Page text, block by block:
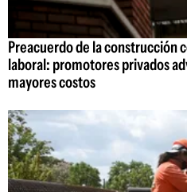
Preacuerdo de la construcción
laboral: promotores privados
mayores costos